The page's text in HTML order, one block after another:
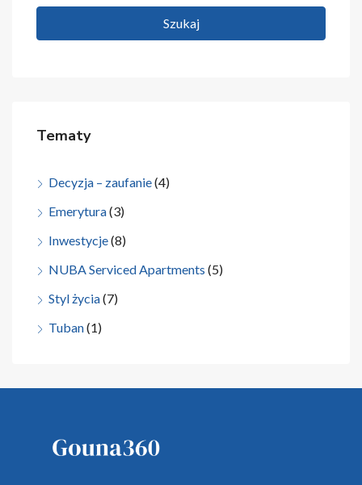
Szukaj
Tematy
Decyzja – zaufanie(4)
Emerytura(3)
Inwestycje(8)
NUBA Serviced Apartments (5)
Styl życia(7)
Tuban(1)